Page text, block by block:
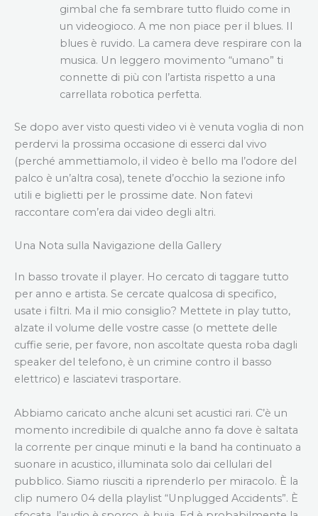
gimbal che fa sembrare tutto fluido come in
un videogioco. A me non piace per il blues. Il
blues è ruvido. La camera deve respirare con la
musica. Un leggero movimento “umano” ti
connette di più con l’artista rispetto a una
carrellata robotica perfetta.
Se dopo aver visto questi video vi è venuta voglia di non
perdervi la prossima occasione di esserci dal vivo
(perché ammettiamolo, il video è bello ma l’odore del
palco è un’altra cosa), tenete d’occhio la sezione info
utili e biglietti per le prossime date. Non fatevi
raccontare com’era dai video degli altri.
Una Nota sulla Navigazione della Gallery
In basso trovate il player. Ho cercato di taggare tutto
per anno e artista. Se cercate qualcosa di specifico,
usate i filtri. Ma il mio consiglio? Mettete in play tutto,
alzate il volume delle vostre casse (o mettete delle
cuffie serie, per favore, non ascoltate questa roba dagli
speaker del telefono, è un crimine contro il basso
elettrico) e lasciatevi trasportare.
Abbiamo caricato anche alcuni set acustici rari. C’è un
momento incredibile di qualche anno fa dove è saltata
la corrente per cinque minuti e la band ha continuato a
suonare in acustico, illuminata solo dai cellulari del
pubblico. Siamo riusciti a riprenderlo per miracolo. È la
clip numero 04 della playlist “Unplugged Accidents”. È